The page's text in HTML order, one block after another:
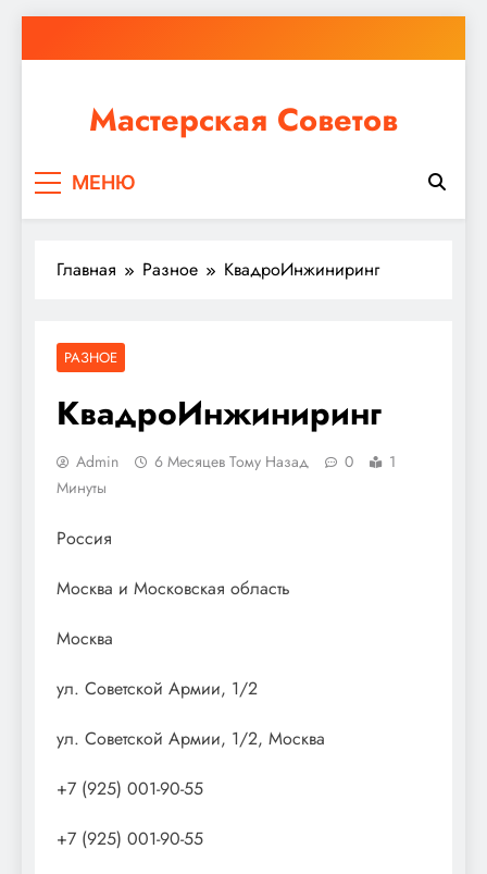
к
Мастерская Советов
ремонт или крупное строительство, в Мастерской
МЕНЮ
Главная Разное КвадроИнжиниринг
РАЗНОЕ
КвадроИнжиниринг
Admin 6 Месяцев Тому Назад 0
1
Минуты
Россия
Москва и Московская область
Москва
ул. Советской Армии, 1/2
ул. Советской Армии, 1/2, Москва
+7 (925) 001-90-55
+7 (925) 001-90-55